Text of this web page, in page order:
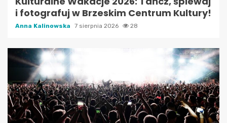
i fotografuj w Brzeskim Centrum Kultury!
Anna Kalinowska 7 sierpnia 2026 28